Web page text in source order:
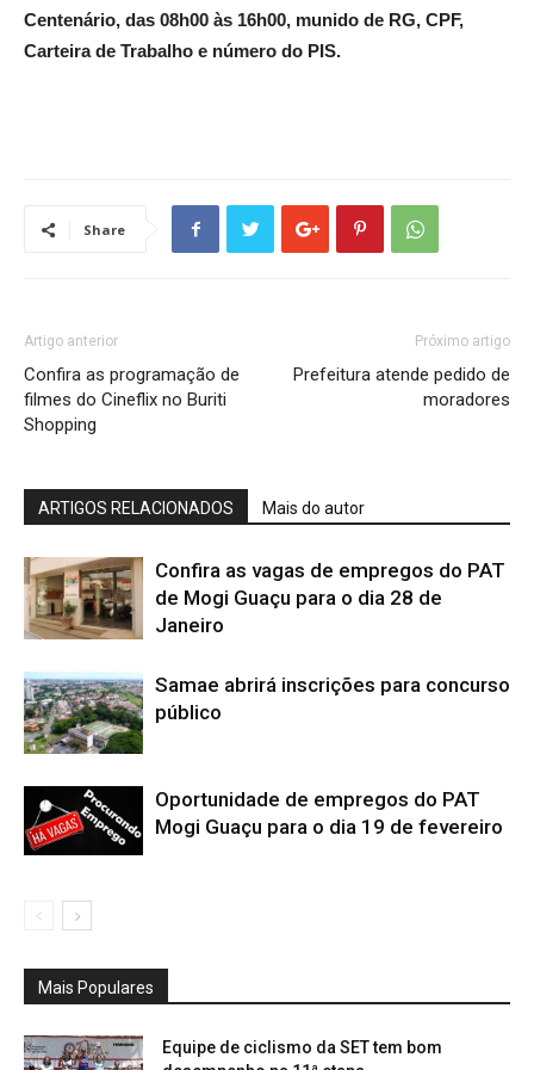
Centenário, das 08h00 às 16h00, munido de RG, CPF,
Carteira de Trabalho e número do PIS.
Share
Artigo anterior
Confira as programação de
filmes do Cineflix no Buriti
Shopping
Próximo artigo
Prefeitura atende pedido de
moradores
ARTIGOS RELACIONADOS Mais do autor
Confira as vagas de empregos do PAT
de Mogi Guaçu para o dia 28 de
Janeiro
Samae abrirá inscrições para concurso
público
Oportunidade de empregos do PAT
Mogi Guaçu para o dia 19 de fevereiro
Mais Populares
Equipe de ciclismo da SET tem bom